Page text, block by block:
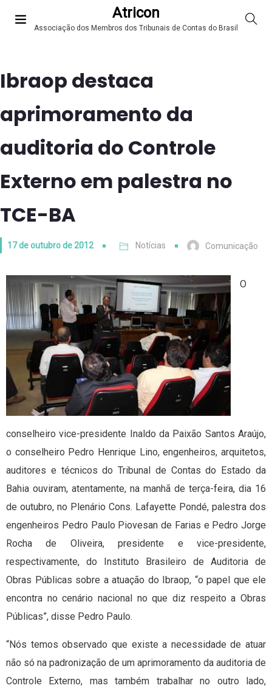
Atricon
Associação dos Membros dos Tribunais de Contas do Brasil
Ibraop destaca
aprimoramento da
auditoria do Controle
Externo em palestra no
TCE-BA
17 de outubro de 2012 Notícias Comunicação
O
conselheiro vice-presidente Inaldo da Paixão Santos Araújo,
o conselheiro Pedro Henrique Lino, engenheiros, arquitetos,
auditores e técnicos do Tribunal de Contas do Estado da
Bahia ouviram, atentamente, na manhã de terça-feira, dia 16
de outubro, no Plenário Cons. Lafayette Pondé, palestra dos
engenheiros Pedro Paulo Piovesan de Farias e Pedro Jorge
Rocha de Oliveira, presidente e vice-presidente,
respectivamente, do Instituto Brasileiro de Auditoria de
Obras Públicas sobre a atuação do Ibraop, “o papel que ele
encontra no cenário nacional no que diz respeito a Obras
Públicas”, disse Pedro Paulo.
“Nós temos observado que existe a necessidade de atuar
não só na padronização de um aprimoramento da auditoria de
Controle Externo, mas também trabalhar no outro lado,